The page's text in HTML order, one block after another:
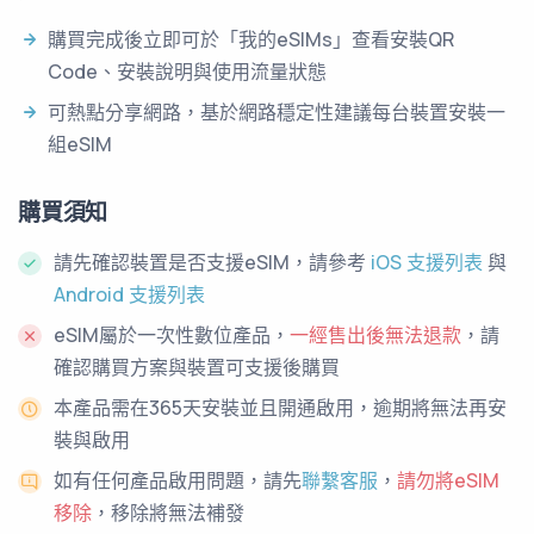
購買完成後立即可於「我的eSIMs」查看安裝QR
Code、安裝說明與使用流量狀態
可熱點分享網路，基於網路穩定性建議每台裝置安裝一
組eSIM
購買須知
請先確認裝置是否支援eSIM，請參考 iOS 支援列表 與
Android 支援列表
eSIM屬於一次性數位產品， 一經售出後無法退款 ，請
確認購買方案與裝置可支援後購買
本產品需在365天安裝並且開通啟用，逾期將無法再安
裝與啟用
如有任何產品啟用問題，請先聯繫客服 ， 請勿將eSIM
移除 ，移除將無法補發